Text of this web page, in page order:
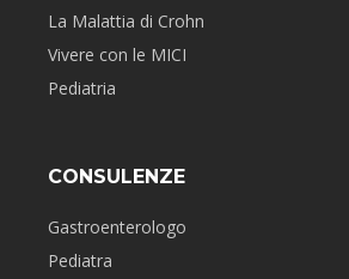
La Malattia di Crohn
Vivere con le MICI
Pediatria
CONSULENZE
Gastroenterologo
Pediatra